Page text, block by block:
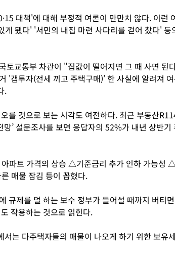
대책'에 대해 부정적 여론이 만만치 않다. 이런
게 됐다' '서민의 내집 마련 사다리를 걷어 찼다' 등
토교통부 차관이 "집값이 떨어지면 그 때 사면 된
'갭투자(전세 끼고 주택구매)' 한 사실에 알려져
.
를 것으로 보는 시각도 여전하다. 최근 부동산
’ 설문조사를 보면 응답자의 52%가 내년 상반기
파트 가격의 상승 △기준금리 추가 인하 가능성
매물 잠김 등이 꼽혔다.
규제를 덜 하는 보수 정부가 들어설 때까지 버티
작용하는 것으로 읽힌다.
서는 다주택자들의 매물이 나오게 하기 위한 보유